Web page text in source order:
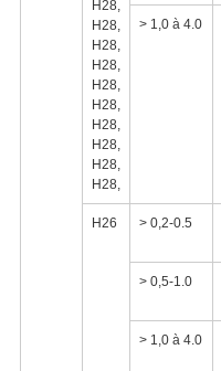
H28,
H28,
H28,
H28,
H28,
H28,
H28,
H28,
H28,
H28,
> 1,0 à 4.0
H26 > 0,2-0.5
> 0,5-1.0
> 1,0 à 4.0